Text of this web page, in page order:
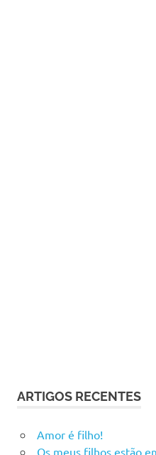
ARTIGOS RECENTES
Amor é filho!
Os meus filhos estão